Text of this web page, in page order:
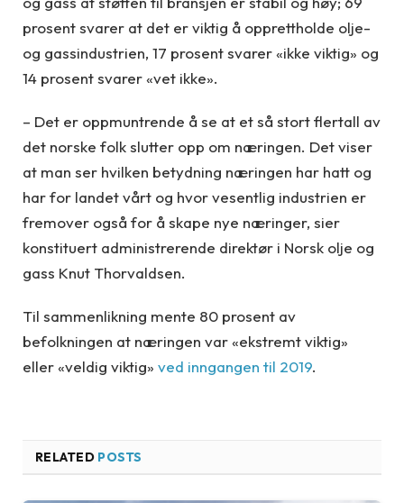
prosent svarer at det er viktig å opprettholde olje-
og gassindustrien, 17 prosent svarer «ikke viktig» og
14 prosent svarer «vet ikke».
– Det er oppmuntrende å se at et så stort flertall av
det norske folk slutter opp om næringen. Det viser
at man ser hvilken betydning næringen har hatt og
har for landet vårt og hvor vesentlig industrien er
fremover også for å skape nye næringer, sier
konstituert administrerende direktør i Norsk olje og
gass Knut Thorvaldsen.
Til sammenlikning mente 80 prosent av
befolkningen at næringen var «ekstremt viktig»
eller «veldig viktig» ved inngangen til 2019.
RELATED POSTS